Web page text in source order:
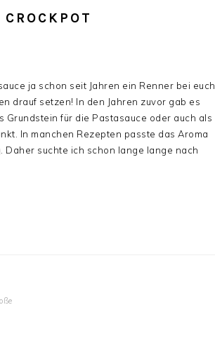
ja schon seit Jahren ein Renner bei euch
drauf setzen! In den Jahren zuvor gab es
Grundstein für die Pastasauce oder auch als
In manchen Rezepten passte das Aroma
Daher suchte ich schon lange lange nach